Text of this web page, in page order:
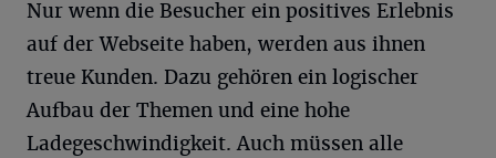
Nur wenn die Besucher ein positives Erlebnis
auf der Webseite haben, werden aus ihnen
treue Kunden. Dazu gehören ein logischer
Aufbau der Themen und eine hohe
Ladegeschwindigkeit. Auch müssen alle